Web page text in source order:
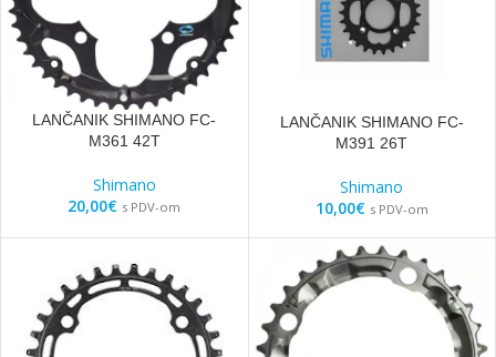
LANČANIK SHIMANO FC-
M361 42T
Shimano
20,00€ s PDV-om
LANČANIK SHIMANO FC-
M391 26T
Shimano
10,00€ s PDV-om